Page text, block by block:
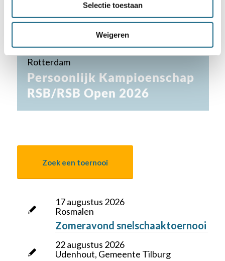
Selectie toestaan
Weigeren
17 augustus 2026
Rotterdam
Persoonlijk Kampioenschap
RSB/RSB Open 2026
Zoek een toernooi
17 augustus 2026
Rosmalen
Zomeravond snelschaaktoernooi
22 augustus 2026
Udenhout, Gemeente Tilburg